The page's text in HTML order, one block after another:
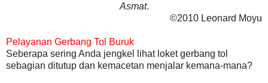
Asmat.
©2010 Leonard Moyu
Pelayanan Gerbang Tol Buruk
Seberapa sering Anda jengkel lihat loket gerbang tol
sebagian ditutup dan kemacetan menjalar kemana-mana?